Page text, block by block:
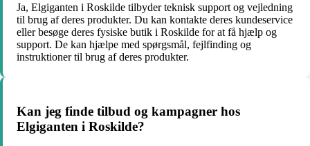
Ja, Elgiganten i Roskilde tilbyder teknisk support og vejledning
til brug af deres produkter. Du kan kontakte deres kundeservice
eller besøge deres fysiske butik i Roskilde for at få hjælp og
support. De kan hjælpe med spørgsmål, fejlfinding og
instruktioner til brug af deres produkter.
Kan jeg finde tilbud og kampagner hos
Elgiganten i Roskilde?